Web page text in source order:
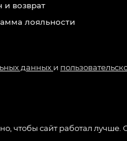
чтобы сайт работал лучше.
и возврат
лояльности
данных и